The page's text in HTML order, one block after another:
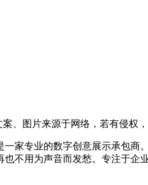
案、图片来源于网络，若有侵权
家专业的数字创意展示承包商
不用为声音而发愁。专注于企